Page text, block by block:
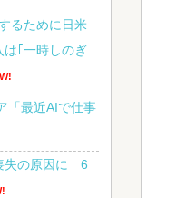
るために日米
｢一時しのぎ
「最近AIで仕事
失の原因に 6